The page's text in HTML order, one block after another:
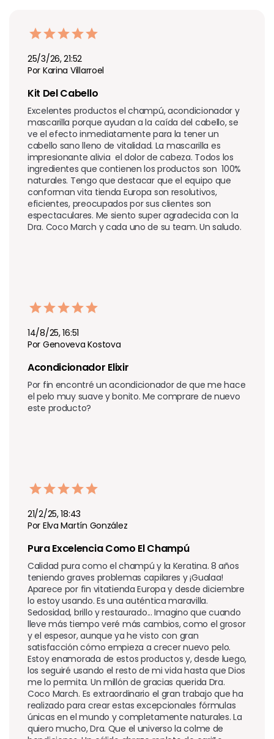
25/3/26, 21:52
Por Karina Villarroel
Kit Del Cabello
Excelentes productos el champú, acondicionador y
mascarilla porque ayudan a la caída del cabello, se
ve el efecto inmediatamente para la tener un
cabello sano lleno de vitalidad. La mascarilla es
impresionante alivia  el dolor de cabeza. Todos los
ingredientes que contienen los productos son  100%
naturales. Tengo que destacar que el equipo que
conforman vita tienda Europa son resolutivos,
eficientes, preocupados por sus clientes son
espectaculares. Me siento super agradecida con la
Dra. Coco March y cada uno de su team. Un saludo.
14/8/25, 16:51
Por Genoveva Kostova
Acondicionador Elixir
Por fin encontré un acondicionador de que me hace
el pelo muy suave y bonito. Me comprare de nuevo
este producto?
21/2/25, 18:43
Por Elva Martín González
Pura Excelencia Como El Champú
Calidad pura como el champú y la Keratina. 8 años
teniendo graves problemas capilares y ¡Gualaa!
Aparece por fin vitatienda Europa y desde diciembre
lo estoy usando. Es una auténtica maravilla.
Sedosidad, brillo y restaurado... Imagino que cuando
lleve más tiempo veré más cambios, como el grosor
y el espesor, aunque ya he visto con gran
satisfacción cómo empieza a crecer nuevo pelo.
Estoy enamorada de estos productos y, desde luego,
los seguiré usando el resto de mi vida hasta que Dios
me lo permita. Un millón de gracias querida Dra.
Coco March. Es extraordinario el gran trabajo que ha
realizado para crear estas excepcionales fórmulas
únicas en el mundo y completamente naturales. La
quiero mucho, Dra. Que el universo la colme de